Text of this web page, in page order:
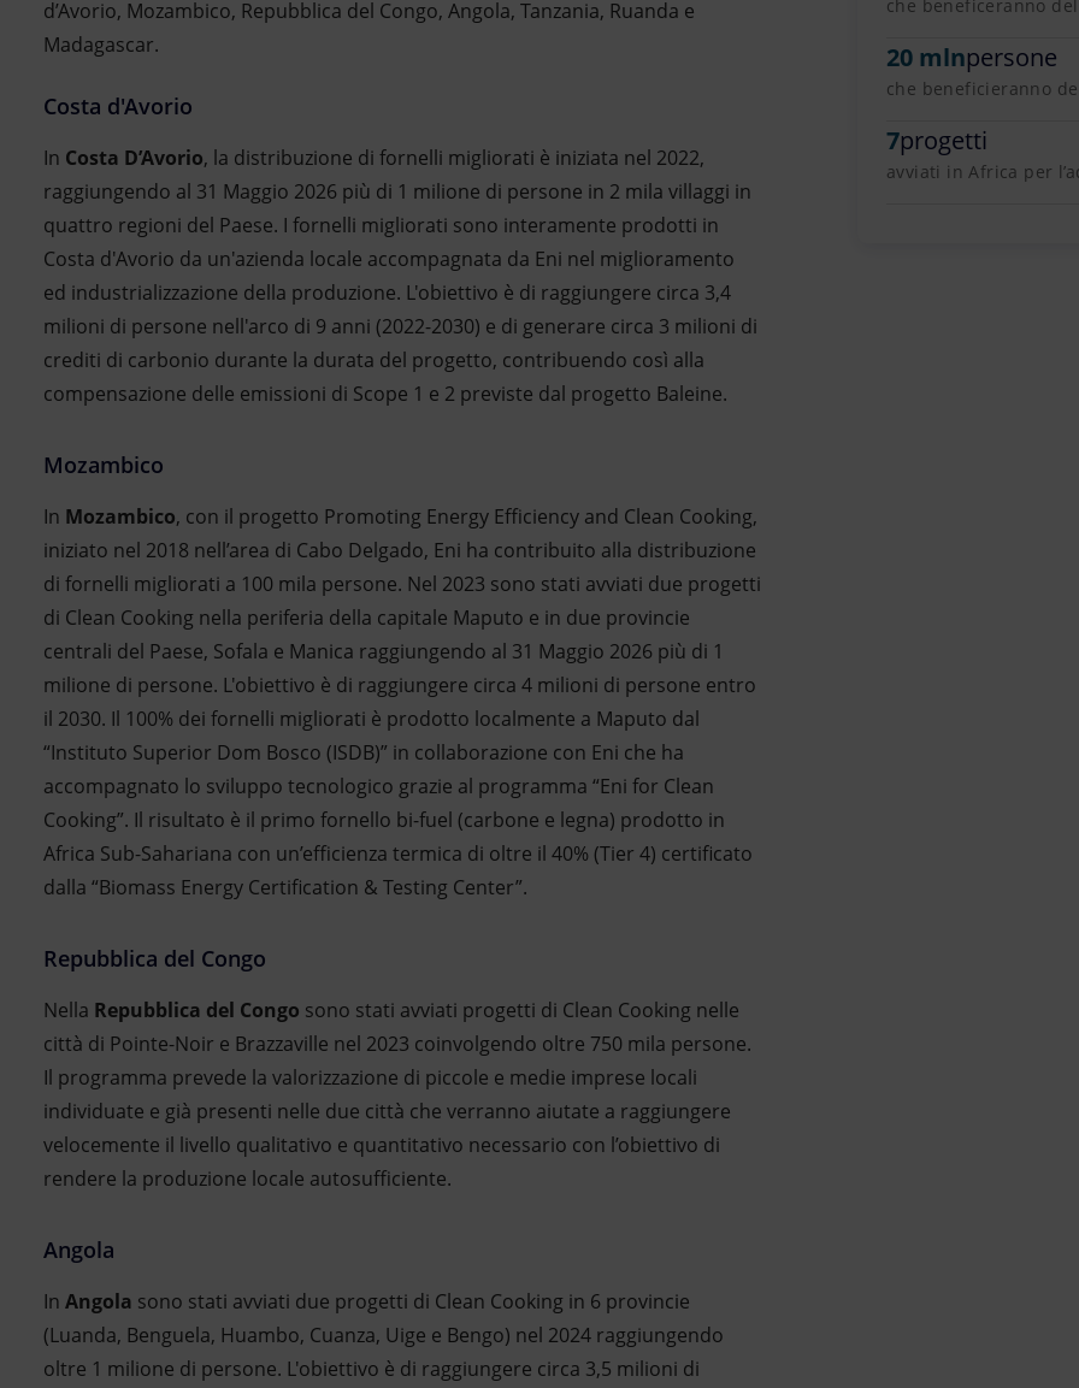
d’Avorio, Mozambico, Repubblica del Congo, Angola, Tanzania, Ruanda e
Madagascar.
Costa d'Avorio
In Costa D’Avorio, la distribuzione di fornelli migliorati è iniziata nel 2022,
raggiungendo al 31 Maggio 2026 più di 1 milione di persone in 2 mila villaggi in
quattro regioni del Paese. I fornelli migliorati sono interamente prodotti in
Costa d'Avorio da un'azienda locale accompagnata da Eni nel miglioramento
ed industrializzazione della produzione. L'obiettivo è di raggiungere circa 3,4
milioni di persone nell'arco di 9 anni (2022-2030) e di generare circa 3 milioni di
crediti di carbonio durante la durata del progetto, contribuendo così alla
compensazione delle emissioni di Scope 1 e 2 previste dal progetto Baleine.
Mozambico
In Mozambico, con il progetto Promoting Energy Efficiency and Clean Cooking,
iniziato nel 2018 nell’area di Cabo Delgado, Eni ha contribuito alla distribuzione
di fornelli migliorati a 100 mila persone. Nel 2023 sono stati avviati due progetti
di Clean Cooking nella periferia della capitale Maputo e in due provincie
centrali del Paese, Sofala e Manica raggiungendo al 31 Maggio 2026 più di 1
milione di persone. L'obiettivo è di raggiungere circa 4 milioni di persone entro
il 2030. Il 100% dei fornelli migliorati è prodotto localmente a Maputo dal
“Instituto Superior Dom Bosco (ISDB)” in collaborazione con Eni che ha
accompagnato lo sviluppo tecnologico grazie al programma “Eni for Clean
Cooking”. Il risultato è il primo fornello bi-fuel (carbone e legna) prodotto in
Africa Sub-Sahariana con un’efficienza termica di oltre il 40% (Tier 4) certificato
dalla “Biomass Energy Certification & Testing Center”.
Repubblica del Congo
Nella Repubblica del Congo sono stati avviati progetti di Clean Cooking nelle
città di Pointe-Noir e Brazzaville nel 2023 coinvolgendo oltre 750 mila persone.
Il programma prevede la valorizzazione di piccole e medie imprese locali
individuate e già presenti nelle due città che verranno aiutate a raggiungere
velocemente il livello qualitativo e quantitativo necessario con l’obiettivo di
rendere la produzione locale autosufficiente.
Angola
In Angola sono stati avviati due progetti di Clean Cooking in 6 provincie
(Luanda, Benguela, Huambo, Cuanza, Uige e Bengo) nel 2024 raggiungendo
oltre 1 milione di persone. L'obiettivo è di raggiungere circa 3,5 milioni di
che beneficeranno
20 mlnpersone
che beneficieranno
7progetti
avviati in Africa per